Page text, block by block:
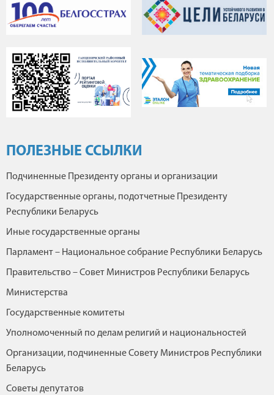
ПОЛЕЗНЫЕ ССЫЛКИ
Подчиненные Президенту органы и организации
Государственные органы, подотчетные Президенту
Республики Беларусь
Иные государственные органы
Парламент – Национальное собрание Республики Беларусь
Правительство – Совет Министров Республики Беларусь
Министерства
Государственные комитеты
Уполномоченный по делам религий и национальностей
Организации, подчиненные Совету Министров Республики
Беларусь
Советы депутатов